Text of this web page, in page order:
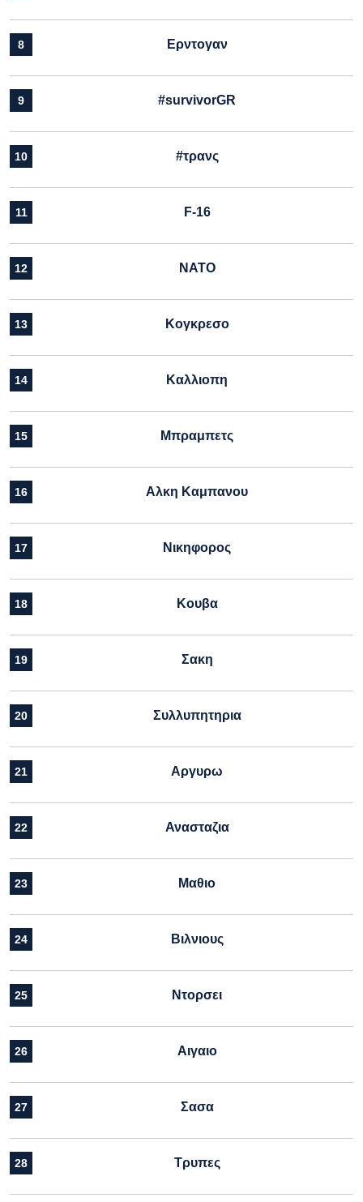
8 Ερντογαν
9 #survivorGR
10 #τρανς
11 F-16
12 ΝΑΤΟ
13 Κογκρεσο
14 Καλλιοπη
15 Μπραμπετς
16 Αλκη Καμπανου
17 Νικηφορος
18 Κουβα
19 Σακη
20 Συλλυπητηρια
21 Αργυρω
22 Ανασταζια
23 Μαθιο
24 Βιλνιους
25 Ντορσει
26 Αιγαιο
27 Σασα
28 Τρυπες